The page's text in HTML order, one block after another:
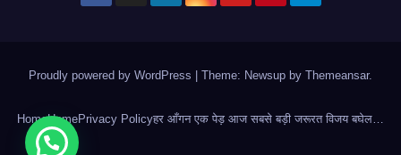
Proudly powered by WordPress Theme: Newsup by Themeansar.
HomeHomePrivacy Policyहर आँगन एक पेड़ आज सबसे बड़ी जरूरत विजय बघेल…